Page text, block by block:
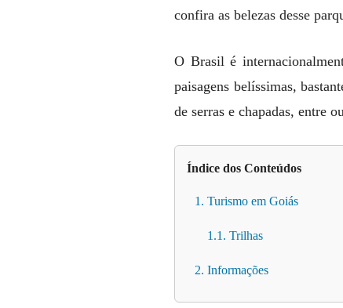
confira as belezas desse
O Brasil é
paisagens belíssimas,
de serras e chapadas, entre
Índice dos Conteúdos
1. Turismo em Goiás
1.1. Trilhas
2. Informações